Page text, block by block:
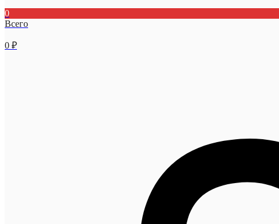
0
Всего
0 ₽